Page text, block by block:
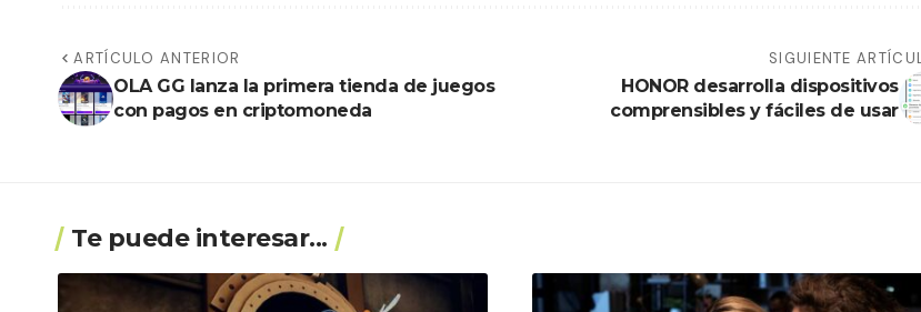
ARTÍCULO ANTERIOR
OLA GG lanza la primera tienda de juegos
con pagos en criptomoneda
SIGUIENTE
HONOR desarrolla dispositivos
comprensibles y fáciles de usar
Te puede interesar...